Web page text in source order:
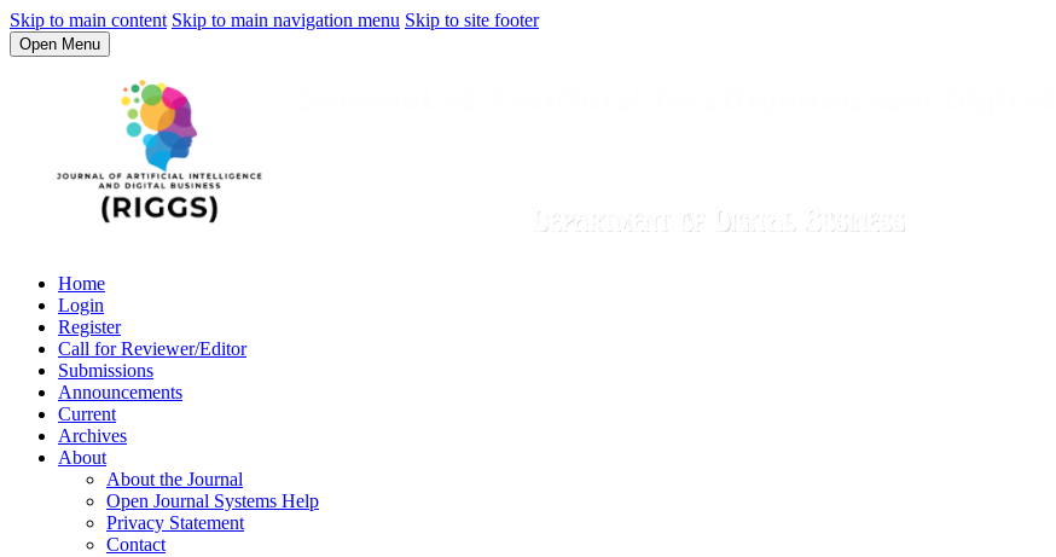
Skip to main content Skip to main navigation menu Skip to site footer
Open Menu
Home
Login
Register
Call for Reviewer/Editor
Submissions
Announcements
Current
Archives
About
About the Journal
Open Journal Systems Help
Privacy Statement
Contact